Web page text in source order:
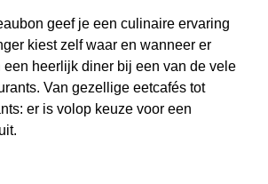
geef je een culinaire ervaring
kiest zelf waar en wanneer er
een heerlijk diner bij een van de vele
Van gezellige eetcafés tot
er is volop keuze voor een